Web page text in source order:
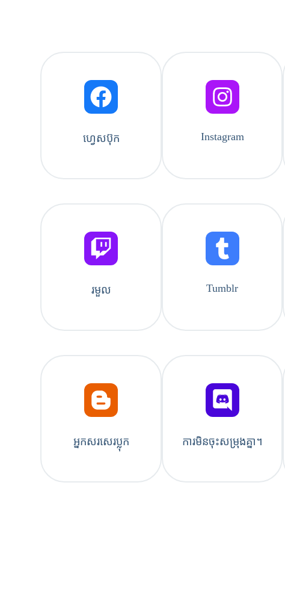
ហ្វេសប៊ុក Instagram
រមួល Tumblr
អ្នកសរសេរប្លុក ការមិនចុះសម្រុងគ្នា។